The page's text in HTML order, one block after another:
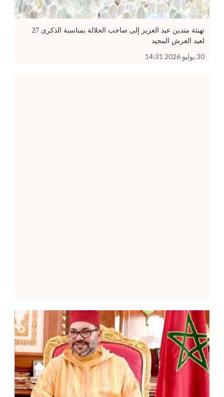
تهنئة متدين عبد العزيز إلى صاحب الجلالة بمناسبة الذكرى 27
لعيد العرش المجيد
30 يوليو 2026 14:31